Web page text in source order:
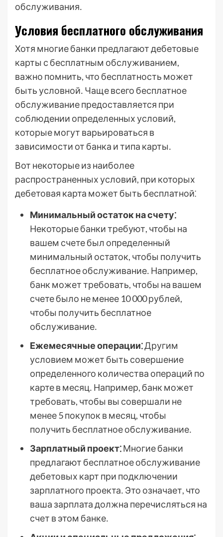
обслуживания․
Условия бесплатного обслуживания
Хотя многие банки предлагают дебетовые
карты с бесплатным обслуживанием,
важно помнить, что бесплатность может
быть условной․ Чаще всего бесплатное
обслуживание предоставляется при
соблюдении определенных условий,
которые могут варьироваться в
зависимости от банка и типа карты․
Вот некоторые из наиболее
распространенных условий, при которых
дебетовая карта может быть бесплатной⁚
Минимальный остаток на счету⁚
Некоторые банки требуют, чтобы на
вашем счете был определенный
минимальный остаток, чтобы получить
бесплатное обслуживание․ Например,
банк может требовать, чтобы на вашем
счете было не менее 10 000 рублей,
чтобы получить бесплатное
обслуживание․
Ежемесячные операции⁚Другим
условием может быть совершение
определенного количества операций по
карте в месяц․ Например, банк может
требовать, чтобы вы совершали не
менее 5 покупок в месяц, чтобы
получить бесплатное обслуживание․
Зарплатный проект⁚Многие банки
предлагают бесплатное обслуживание
дебетовых карт при подключении
зарплатного проекта․ Это означает, что
ваша зарплата должна перечисляться на
счет в этом банке․